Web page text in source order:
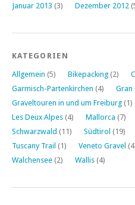
Januar 2013 (3) Dezember 2012
KATEGORIEN
Allgemein (5) Bikepacking (2)
Garmisch-Partenkirchen (4) Gran
Graveltouren in und um Freiburg (1)
Les Deux Alpes (4) Mallorca (7)
Schwarzwald (11) Südtirol (19)
Tuscany Trail (1) Veneto Gravel
Walchensee (2) Wallis (4)